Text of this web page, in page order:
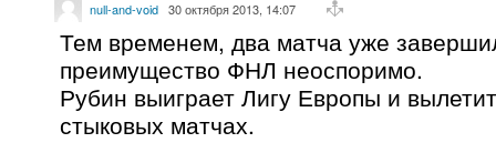
null-and-void 30 октября 2013, 14:07
Тем временем, два матча уже
преимущество ФНЛ неоспоримо.
Рубин выиграет Лигу Европы и
стыковых матчах.